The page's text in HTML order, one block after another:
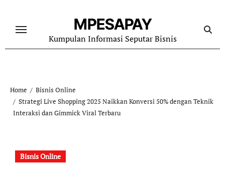
content
MPESAPAY
Kumpulan Informasi Seputar Bisnis
Home
Bisnis Online
Strategi Live Shopping 2025 Naikkan Konversi 50% dengan Teknik
Interaksi dan Gimmick Viral Terbaru
Bisnis Online